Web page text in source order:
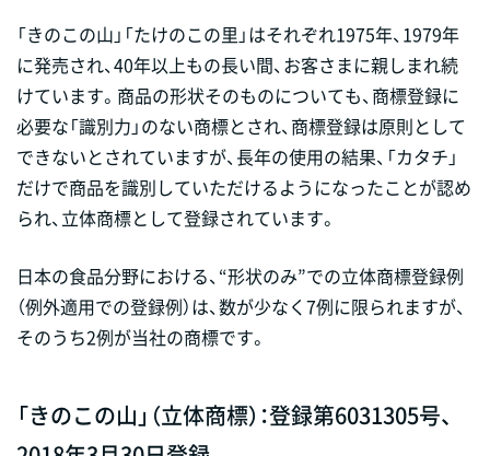
「きのこの山」「たけのこの里」はそれぞれ1975年、1979年
に発売され、40年以上もの長い間、お客さまに親しまれ続
けています。商品の形状そのものについても、商標登録に
必要な「識別力」のない商標とされ、商標登録は原則として
できないとされていますが、長年の使用の結果、「カタチ」
だけで商品を識別していただけるようになったことが認め
られ、立体商標として登録されています。
日本の食品分野における、“形状のみ”での立体商標登録例
（例外適用での登録例）は、数が少なく7例に限られますが、
そのうち2例が当社の商標です。
「きのこの山」（立体商標）：登録第6031305号、